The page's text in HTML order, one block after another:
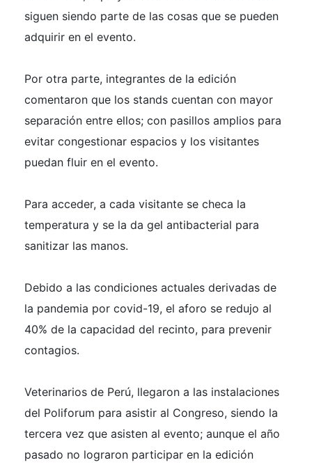
siguen siendo parte de las cosas que se pueden
adquirir en el evento.
Por otra parte, integrantes de la edición
comentaron que los stands cuentan con mayor
separación entre ellos; con pasillos amplios para
evitar congestionar espacios y los visitantes
puedan fluir en el evento.
Para acceder, a cada visitante se checa la
temperatura y se la da gel antibacterial para
sanitizar las manos.
Debido a las condiciones actuales derivadas de
la pandemia por covid-19, el aforo se redujo al
40% de la capacidad del recinto, para prevenir
contagios.
Veterinarios de Perú, llegaron a las instalaciones
del Poliforum para asistir al Congreso, siendo la
tercera vez que asisten al evento; aunque el año
pasado no lograron participar en la edición